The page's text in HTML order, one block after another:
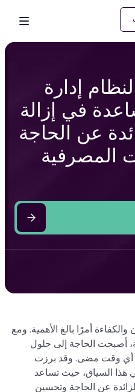
إدارة
في إزالة
عن الحاجة
المصرفية
أمرًا بالغ الأهمية. ومع
أصبحت الحاجة إلى حلول
أي وقت مضى. وقد برزت
هذا السياق، حيث تساعد
عن الحاجة وتحسين